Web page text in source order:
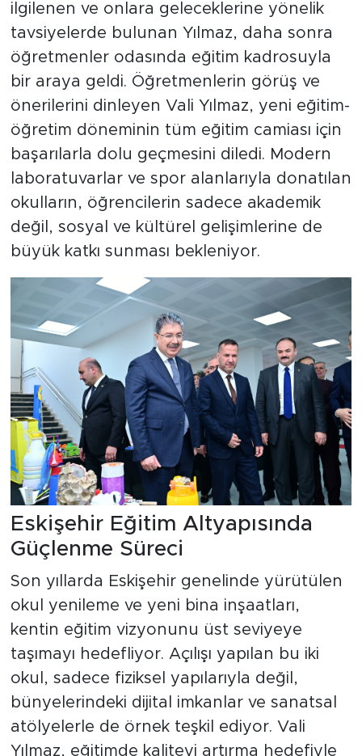
ilgilenen ve onlara geleceklerine yönelik
tavsiyelerde bulunan Yılmaz, daha sonra
öğretmenler odasında eğitim kadrosuyla
bir araya geldi. Öğretmenlerin görüş ve
önerilerini dinleyen Vali Yılmaz, yeni eğitim-
öğretim döneminin tüm eğitim camiası için
başarılarla dolu geçmesini diledi. Modern
laboratuvarlar ve spor alanlarıyla donatılan
okulların, öğrencilerin sadece akademik
değil, sosyal ve kültürel gelişimlerine de
büyük katkı sunması bekleniyor.
Eskişehir Eğitim Altyapısında
Güçlenme Süreci
Son yıllarda Eskişehir genelinde yürütülen
okul yenileme ve yeni bina inşaatları,
kentin eğitim vizyonunu üst seviyeye
taşımayı hedefliyor. Açılışı yapılan bu iki
okul, sadece fiziksel yapılarıyla değil,
bünyelerindeki dijital imkanlar ve sanatsal
atölyelerle de örnek teşkil ediyor. Vali
Yılmaz, eğitimde kaliteyi artırma hedefiyle